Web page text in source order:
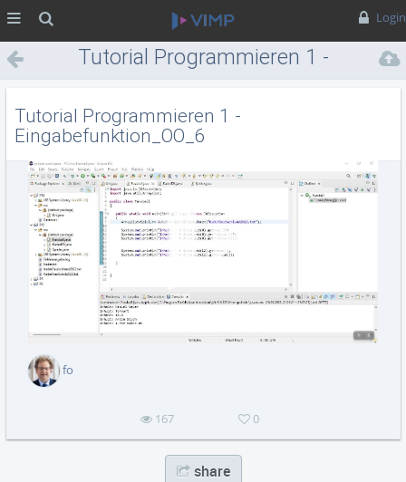
Login
Tutorial Programmieren 1 -
Eingabefunktion_OO_6
Tutorial Programmieren 1 -
Eingabefunktion_OO_6
fo
167 0
share